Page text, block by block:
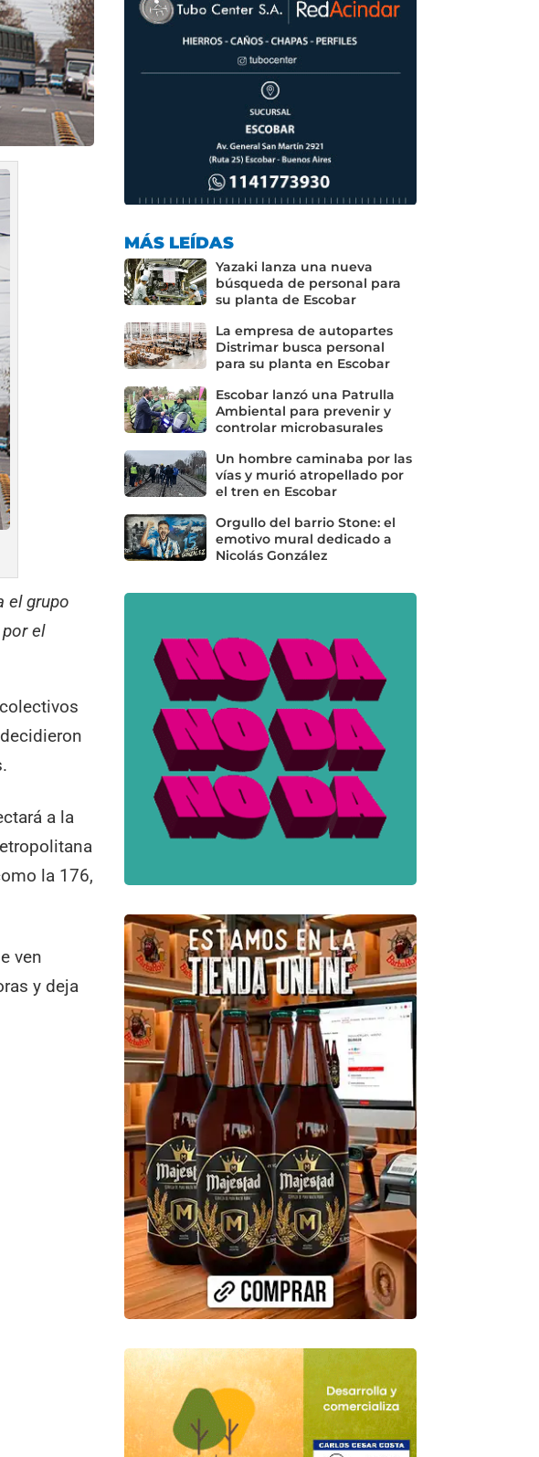
el grupo
el
a la
la 176,
ven
y deja
MÁS LEÍDAS
Yazaki lanza una nueva
búsqueda de personal para
su planta de Escobar
La empresa de autopartes
Distrimar busca personal
para su planta en Escobar
Escobar lanzó una Patrulla
Ambiental para prevenir y
controlar microbasurales
Un hombre caminaba por las
vías y murió atropellado por
el tren en Escobar
Orgullo del barrio Stone: el
emotivo mural dedicado a
Nicolás González